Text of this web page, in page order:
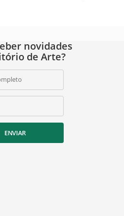
novidades
de Arte?
ENVIAR